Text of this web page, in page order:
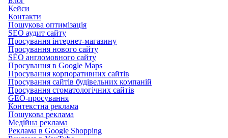
Кейси
Контакти
Пошукова оптимізація
SEO аудит сайту
Просування інтернет-магазину
Просування нового сайту
SEO англомовного сайту
Просування в Google Maps
Просування корпоративних сайтів
Просування сайтів будівельних компаній
Просування стоматологічних сайтів
GEO-просування
Контекстна реклама
Пошукова реклама
Медійна реклама
Реклама в Google Shopping